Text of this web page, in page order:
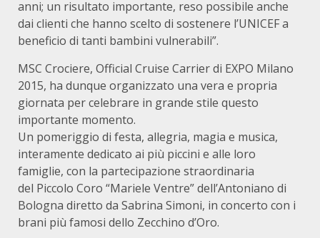
anni; un risultato importante, reso possibile anche
dai clienti che hanno scelto di sostenere l’UNICEF a
beneficio di tanti bambini vulnerabili”.
MSC Crociere, Official Cruise Carrier di EXPO Milano
2015, ha dunque organizzato una vera e propria
giornata per celebrare in grande stile questo
importante momento.
Un pomeriggio di festa, allegria, magia e musica,
interamente dedicato ai più piccini e alle loro
famiglie, con la partecipazione straordinaria
del Piccolo Coro “Mariele Ventre” dell’Antoniano di
Bologna diretto da Sabrina Simoni, in concerto con i
brani più famosi dello Zecchino d’Oro.